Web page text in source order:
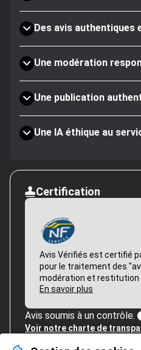
Des avis authentiques
Une modération
Une publication
Une IA éthique au
Certification
Avis Vérifiés est certifié
pour le traitement des
modération et restitution
En savoir plus
Avis soumis à un contrôle.
Voir notre charte de